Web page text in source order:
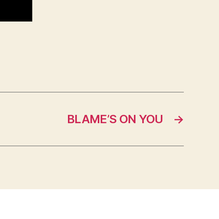
→
BLAME’S ON YOU